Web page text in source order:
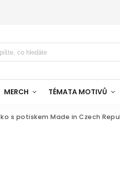
MERCH TÉMATA MOTIVŮ
s potiskem Made in Czech